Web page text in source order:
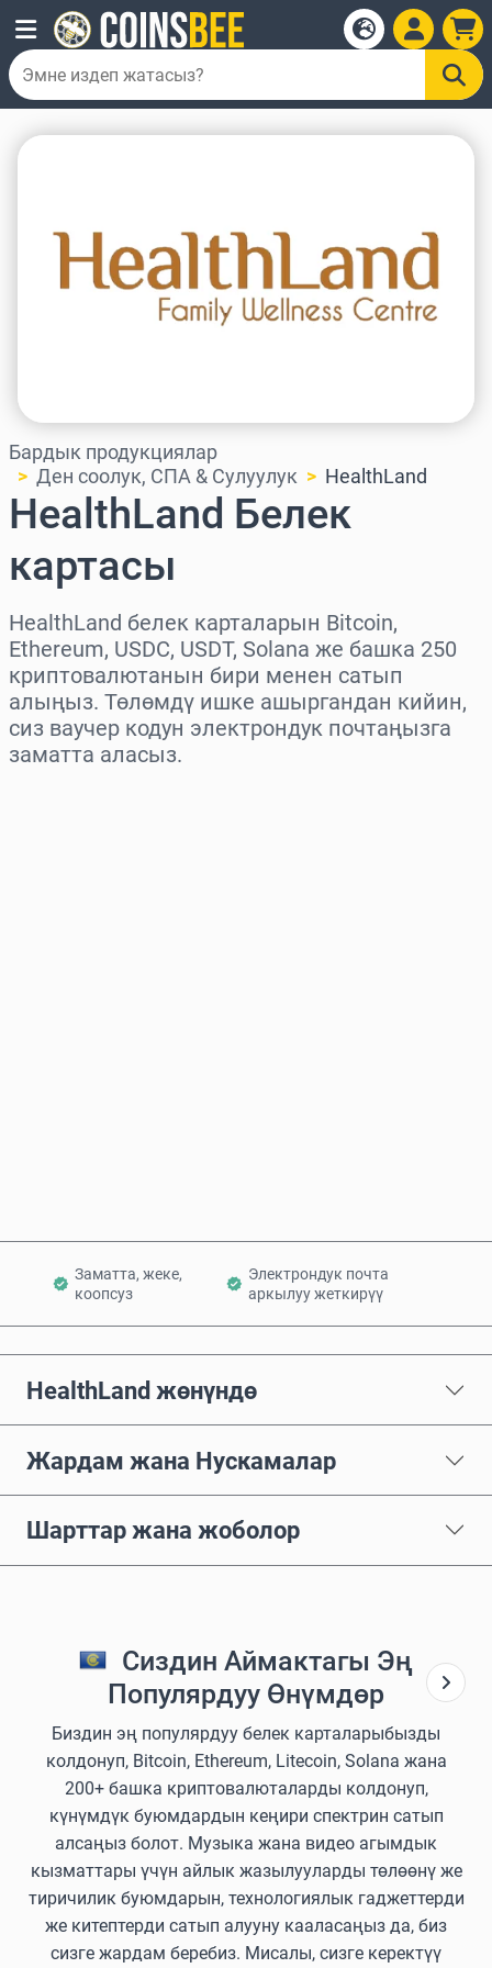
Бардык продукциялар
Ден соолук, СПА & Сулуулук
HealthLand
HealthLand Белек
картасы
HealthLand белек карталарын Bitcoin,
Ethereum, USDC, USDT, Solana же башка 250
криптовалютанын бири менен сатып
алыңыз. Төлөмдү ишке ашыргандан кийин,
сиз ваучер кодун электрондук почтаңызга
заматта аласыз.
Заматта, жеке,
коопсуз
Электрондук почта
аркылуу жеткирүү
HealthLand жөнүндө
Жардам жана Нускамалар
Шарттар жана жоболор
Сиздин Аймактагы Эң
Популярдуу Өнүмдөр
Биздин эң популярдуу белек карталарыбызды
колдонуп, Bitcoin, Ethereum, Litecoin, Solana жана
200+ башка криптовалюталарды колдонуп,
күнүмдүк буюмдардын кеңири спектрин сатып
алсаңыз болот. Музыка жана видео агымдык
кызматтары үчүн айлык жазылууларды төлөөнү же
тиричилик буюмдарын, технологиялык гаджеттерди
же китептерди сатып алууну кааласаңыз да, биз
сизге жардам беребиз. Мисалы, сизге керектүү